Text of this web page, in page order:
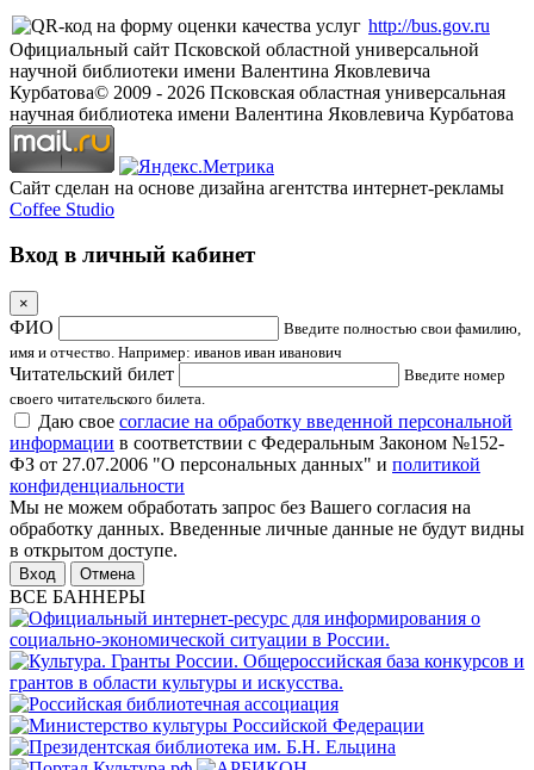
http://bus.gov.ru
Официальный сайт Псковской областной универсальной
научной библиотеки имени Валентина Яковлевича
Курбатова© 2009 - 2026 Псковская областная универсальная
научная библиотека имени Валентина Яковлевича Курбатова
Сайт сделан на основе дизайна агентства интернет-рекламы
Coffee Studio
Вход в личный кабинет
×
ФИО
Введите полностью свои фамилию,
имя и отчество. Например: иванов иван иванович
Читательский билет
Введите номер
своего читательского билета.
Даю свое согласие на обработку введенной персональной
информации в соответствии с Федеральным Законом №152-
ФЗ от 27.07.2006 "О персональных данных" и политикой
конфиденциальности
Мы не можем обработать запрос без Вашего согласия на
обработку данных. Введенные личные данные не будут видны
в открытом доступе.
Отмена
ВСЕ БАННЕРЫ